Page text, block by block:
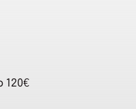
120€